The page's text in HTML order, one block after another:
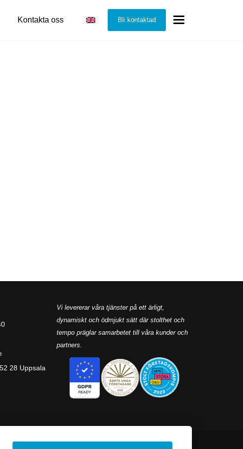
Kontakta oss Bli kontaktad
28 Uppsala
Vi levererar våra tjänster på ett ärligt,
dynamiskt och ödmjukt sätt där stolthet och
tempo präglar samarbetet till våra kunder och
partners.